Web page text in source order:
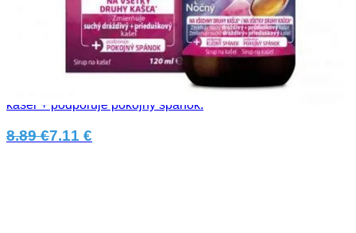
TUSSIREX Nočný sirup 120 ml
Sirup určený na všetky druhy nočného kašľa spojeného s
prechladnutím. Zmierňuje suchý dráždivý aj prieduškový
kašeľ + podporuje pokojný spánok.
8.89 €7.11 €